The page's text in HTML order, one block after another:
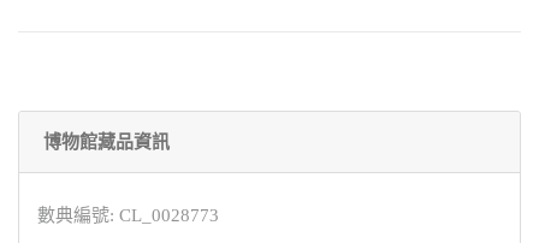
博物館藏品資訊
數典編號: CL_0028773